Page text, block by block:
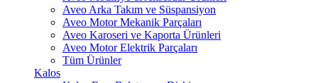
Aveo Arka Takım ve Süspansiyon
Aveo Motor Mekanik Parçaları
Aveo Karoseri ve Kaporta Ürünleri
Aveo Motor Elektrik Parçaları
Tüm Ürünler
Kalos